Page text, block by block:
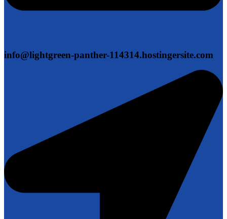
info@lightgreen-panther-114314.hostingersite.com